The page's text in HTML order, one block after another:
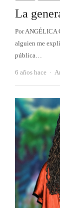
La
Por ANGÉLICA
alguien me
pública…
6 años hace